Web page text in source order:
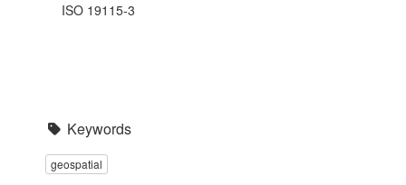
ISO 19115-3
Keywords
geospatial